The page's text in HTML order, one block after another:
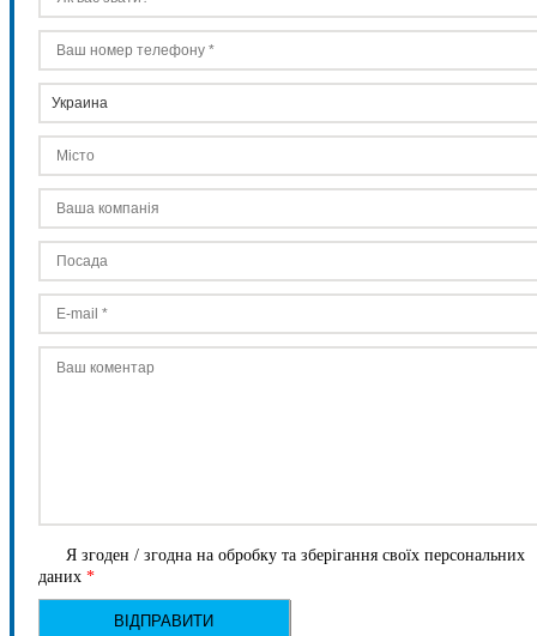
Я згоден / згодна на обробку та зберігання своїх персональних
даних *